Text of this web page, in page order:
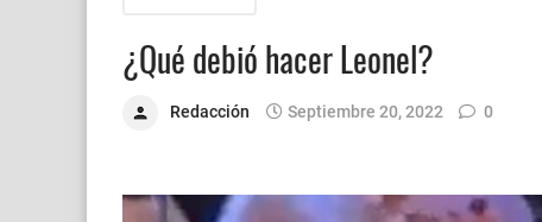
¿Qué debió hacer Leonel?
Redacción Septiembre 20, 2022 0